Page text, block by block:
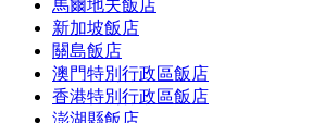
馬爾地夫飯店
新加坡飯店
關島飯店
澳門特別行政區飯店
香港特別行政區飯店